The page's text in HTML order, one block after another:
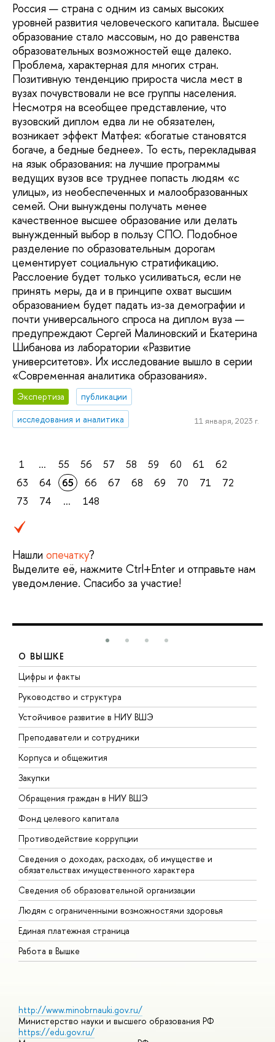
Россия — страна с одним из самых высоких
уровней развития человеческого капитала. Высшее
образование стало массовым, но до равенства
образовательных возможностей еще далеко.
Проблема, характерная для многих стран.
Позитивную тенденцию прироста числа мест в
вузах почувствовали не все группы населения.
Несмотря на всеобщее представление, что
вузовский диплом едва ли не обязателен,
возникает эффект Матфея: «богатые становятся
богаче, а бедные беднее». То есть, перекладывая
на язык образования: на лучшие программы
ведущих вузов все труднее попасть людям «с
улицы», из необеспеченных и малообразованных
семей. Они вынуждены получать менее
качественное высшее образование или делать
вынужденный выбор в пользу СПО. Подобное
разделение по образовательным дорогам
цементирует социальную стратификацию.
Расслоение будет только усиливаться, если не
принять меры, да и в принципе охват высшим
образованием будет падать из-за демографии и
почти универсального спроса на диплом вуза —
предупреждают Сергей Малиновский и Екатерина
Шибанова из лаборатории «Развитие
университетов». Их исследование вышло в серии
«Современная аналитика образования».
Экспертиза
публикации
исследования и аналитика
11 января, 2023 г.
1 ... 55 56 57 58 59 60 61
62
63
64 65 66 67 68 69 70 71
72
73
74 ... 148
Нашли опечатку?
Выделите её, нажмите Ctrl+Enter и отправьте нам
уведомление. Спасибо за участие!
О ВЫШКЕ
Цифры и факты
Руководство и структура
Устойчивое развитие в НИУ ВШЭ
Преподаватели и сотрудники
Корпуса и общежития
Закупки
Обращения граждан в НИУ ВШЭ
Фонд целевого капитала
Противодействие коррупции
Сведения о доходах, расходах, об имуществе и
обязательствах имущественного характера
Сведения об образовательной организации
Людям с ограниченными возможностями здоровья
Единая платежная страница
Работа в Вышке
http://www.minobrnauki.gov.ru/
Министерство науки и высшего образования РФ
https://edu.gov.ru/